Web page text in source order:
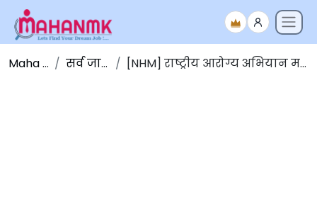
Maha NMK सर्व जाहिराती [NHM] राष्ट्रीय आरोग्य अभियान महाराष्ट्र भरती २०२२